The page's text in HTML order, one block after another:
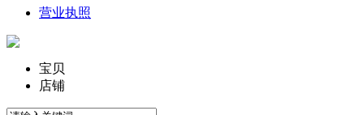
营业执照
宝贝
店铺